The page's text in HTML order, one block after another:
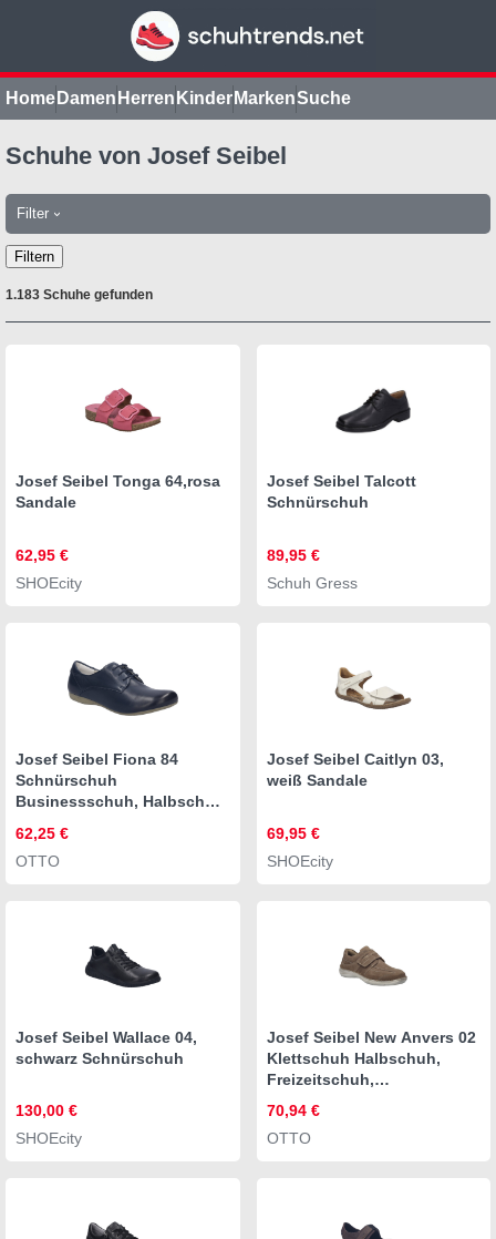
Home Damen Herren Kinder MarkenSuche
Schuhe von Josef Seibel
Filter ›
Filtern
1.183 Schuhe gefunden
Josef Seibel Tonga 64,rosa
Sandale
62,95 €
SHOEcity
Josef Seibel Talcott
Schnürschuh
89,95 €
Schuh Gress
Josef Seibel Fiona 84
Schnürschuh
Businessschuh, Halbschuh
(weit)
62,25 €
OTTO
Josef Seibel Caitlyn 03,
weiß Sandale
69,95 €
SHOEcity
Josef Seibel Wallace 04,
schwarz Schnürschuh
130,00 €
SHOEcity
Josef Seibel New Anvers 02
Klettschuh Halbschuh,
Freizeitschuh,
(extraweit)
70,94 €
OTTO